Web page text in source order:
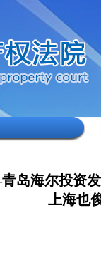
岛海尔投资发
上海也